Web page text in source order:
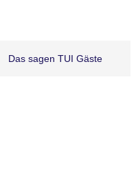
Das sagen TUI Gäste